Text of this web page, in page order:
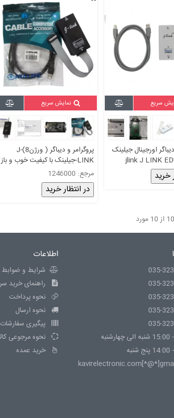
سریع
اورجینال جیلینک
jlink J LINK
آپدیت آخرین نسخه
خرید
نمایش سریع
پروگرامر و دیباگر ( ورژن8)J-
LINK-جیلینک با کیفیت خوب و باز
گردانی فریم ور j link jlink
مرجع: 1246000
در انتظار خرید
035-
035-
035-
035-
035-
اطلاعات
شرایط و ضوابط
راهنمای خرید
نحوه پرداخت
نحوه ارسال
پیگیری سفارشات
نحوه مرجوعی
خرید عمده